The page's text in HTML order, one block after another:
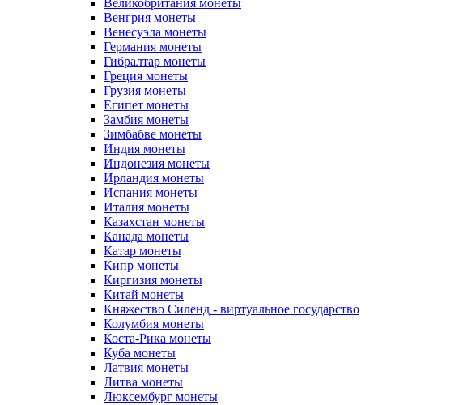
Великобритания монеты
Венгрия монеты
Венесуэла монеты
Германия монеты
Гибралтар монеты
Греция монеты
Грузия монеты
Египет монеты
Замбия монеты
Зимбабве монеты
Индия монеты
Индонезия монеты
Ирландия монеты
Испания монеты
Италия монеты
Казахстан монеты
Канада монеты
Катар монеты
Кипр монеты
Киргизия монеты
Китай монеты
Княжество Силенд - виртуальное государство
Колумбия монеты
Коста-Рика монеты
Куба монеты
Латвия монеты
Литва монеты
Люксембург монеты